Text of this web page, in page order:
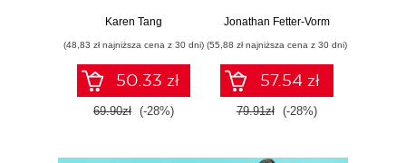
zdrowiu
(ale nigdy Ci nie
powiedziano)
Karen Tang
(48,83 zł najniższa cena z 30 dni)
50.33 zł
69.90zł (-28%)
Jonathan Fetter-Vorm
(55,88 zł najniższa cena z 30 dni)
57.54 zł
79.91zł (-28%)